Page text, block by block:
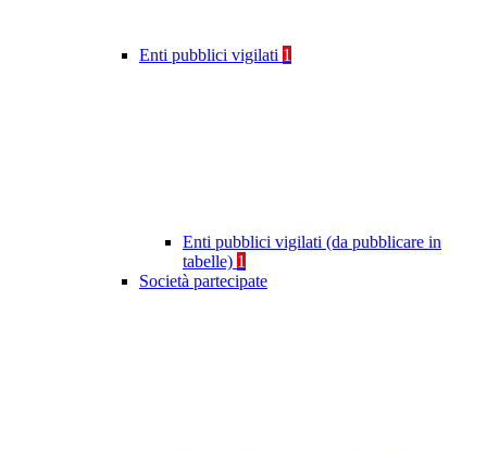
Enti pubblici vigilati 1
Enti pubblici vigilati (da pubblicare in
tabelle) 1
Società partecipate